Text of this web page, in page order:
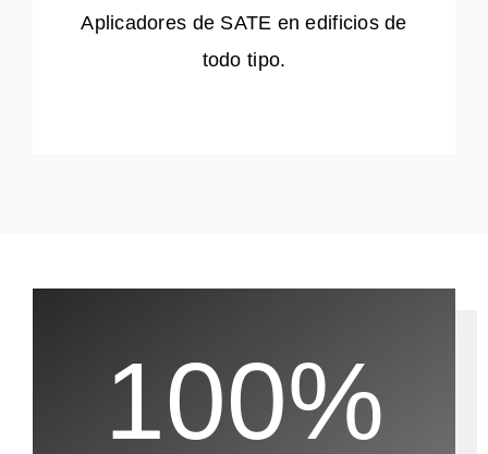
Aplicadores de SATE en edificios de
todo tipo.
100%